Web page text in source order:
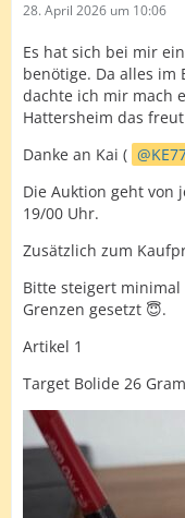
28. April 2026 um 10:06
Es hat sich bei mir
benötige. Da alles im
dachte ich mir mach
Hattersheim das
Danke an Kai (
Die Auktion geht von
19/00 Uhr.
Zusätzlich zum
Bitte steigert minimal
Grenzen gesetzt 😇.
Artikel 1
Target Bolide 26